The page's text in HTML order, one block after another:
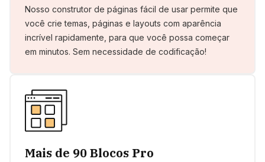
Nosso construtor de páginas fácil de usar permite que
você crie temas, páginas e layouts com aparência
incrível rapidamente, para que você possa começar
em minutos. Sem necessidade de codificação!
Mais de 90 Blocos Pro